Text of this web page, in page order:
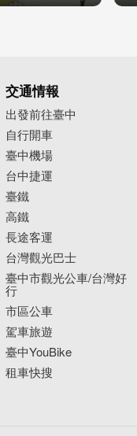
交通情報
出發前往臺中
自行開車
臺中機場
台中捷運
臺鐵
高鐵
長途客運
台灣觀光巴士
臺中市觀光公車/台灣好
行
市區公車
駕車旅遊
臺中YouBike
租車快搜